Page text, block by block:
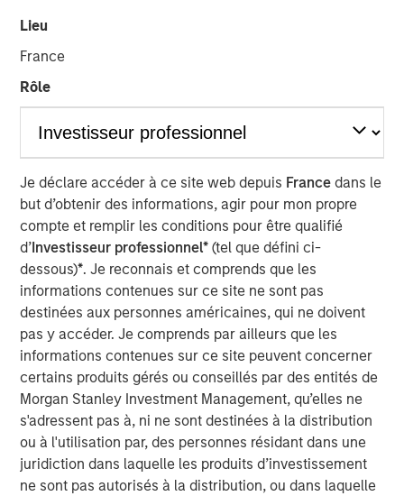
Lieu
France
Rôle
Je déclare accéder à ce site web depuis France dans le
but d’obtenir des informations, agir pour mon propre
compte et remplir les conditions pour être qualifié
d’Investisseur professionnel*(tel que défini ci-
dessous)*. Je reconnais et comprends que les
informations contenues sur ce site ne sont pas
destinées aux personnes américaines, qui ne doivent
pas y accéder. Je comprends par ailleurs que les
informations contenues sur ce site peuvent concerner
certains produits gérés ou conseillés par des entités de
Morgan Stanley Investment Management, qu’elles ne
s'adressent pas à, ni ne sont destinées à la distribution
ou à l'utilisation par, des personnes résidant dans une
juridiction dans laquelle les produits d’investissement
ne sont pas autorisés à la distribution, ou dans laquelle
Calvert Research and Management (Calvert), a subsidiary
announced the European launch of a suite of responsible
investing strategies focused on Environmental, Social and
Governance (ESG) factors. The new Calvert strategies
meet the SFDR Article 9 criteria and have a sustainable
follows MSIM’s acquisition of Eaton Vance, Calvert’s
parent company in March, 2021.
Calvert, a recognized pioneer and leader in responsible
investing since 1982, employs proprietary fundamental
research, financially material ESG data analysis and
direct company engagement to deliver competitive
investment results across asset classes. The newly
available strategies form a robust suite of offerings that
invest in companies with leading ESG characteristics
with the core objective of long-term value creation and
positive global impact.
The Calvert Article 9 Funds are available through Morgan
Stanley Investment Management’s distribution network
and include the following: